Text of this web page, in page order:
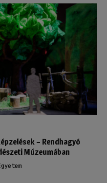
– Rendhagyó
Múzeumában